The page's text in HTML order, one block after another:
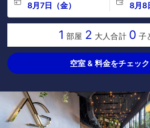
8月7日（金） 8月8
1 部屋 2 大人合計 0 子
空室 & 料金をチェック